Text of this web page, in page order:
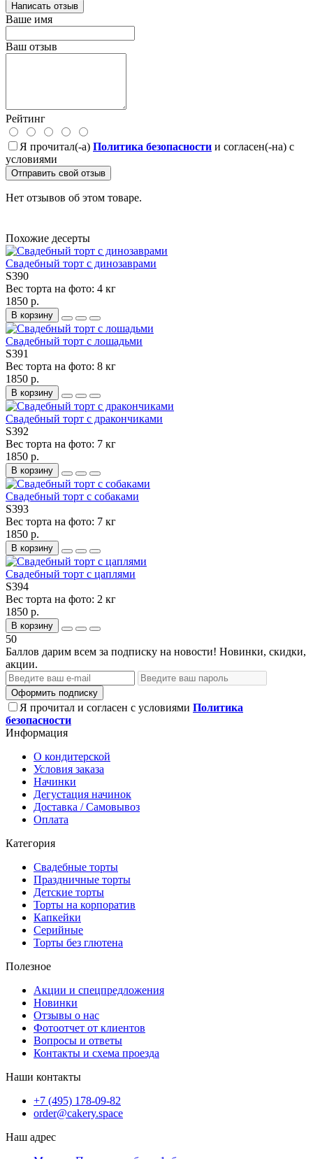
Написать отзыв
Ваше имя
Ваш отзыв
Рейтинг
Я прочитал(-а) Политика безопасности и согласен(-на) с
условиями
Отправить свой отзыв
Нет отзывов об этом товаре.
Похожие десерты
Свадебный торт с динозаврами
S390
Вес торта на фото: 4 кг
1850 р.
В корзину
Свадебный торт с лошадьми
S391
Вес торта на фото: 8 кг
1850 р.
В корзину
Свадебный торт с дракончиками
S392
Вес торта на фото: 7 кг
1850 р.
В корзину
Свадебный торт с собаками
S393
Вес торта на фото: 7 кг
1850 р.
В корзину
Свадебный торт с цаплями
S394
Вес торта на фото: 2 кг
1850 р.
В корзину
50
Баллов дарим всем за подписку на новости! Новинки, скидки,
акции.
Оформить подписку
Я прочитал и согласен с условиями Политика
безопасности
Информация
О кондитерской
Условия заказа
Начинки
Дегустация начинок
Доставка / Самовывоз
Оплата
Категория
Свадебные торты
Праздничные торты
Детские торты
Торты на корпоратив
Капкейки
Серийные
Торты без глютена
Полезное
Акции и спецпредложения
Новинки
Отзывы о нас
Фотоотчет от клиентов
Вопросы и ответы
Контакты и схема проезда
Наши контакты
+7 (495) 178-09-82
order@cakery.space
Наш адрес